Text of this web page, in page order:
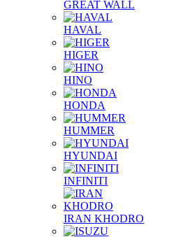
GREAT WALL
HAVAL
HIGER
HINO
HONDA
HUMMER
HYUNDAI
INFINITI
IRAN KHODRO